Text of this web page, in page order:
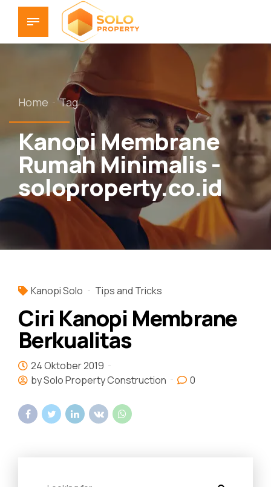
Home Tag
Kanopi Membrane
Rumah Minimalis -
soloproperty.co.id
Kanopi Solo Tips and Tricks
Ciri Kanopi Membrane
Berkualitas
24 Oktober 2019
by Solo Property Construction
0